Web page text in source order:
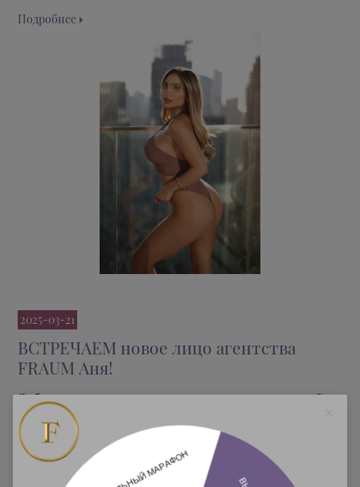
Подробнее
2025-03-21
ВСТРЕЧАЕМ новое лицо агентства
FRAUM Аня!
Доброго времени суток, уважаемые наши гости. Рады
представить Вашему вниманию новое лицо
агентства FrauM!Спешите на свидание и не упустите
момент отдохнуть с сексапильной шалуньей! Каждое
мгновение будет наполнено чувственными
удовольствиями и колоссальными экстазами! Эта